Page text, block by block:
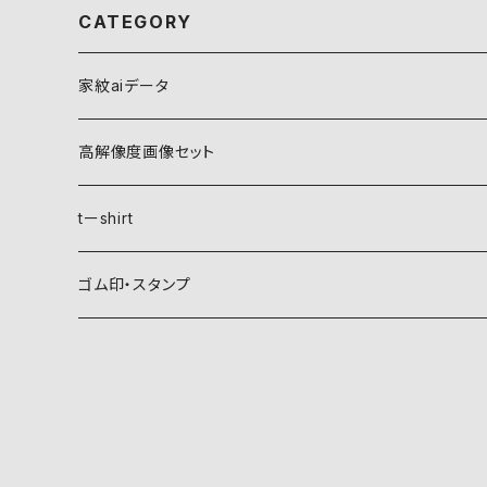
CATEGORY
家紋aiデータ
自然紋
稲妻
霞
植物紋
葵
動物紋
高解像度画像セット
自然紋
稲妻
植物紋
tーshirt
ゴム印・スタンプ